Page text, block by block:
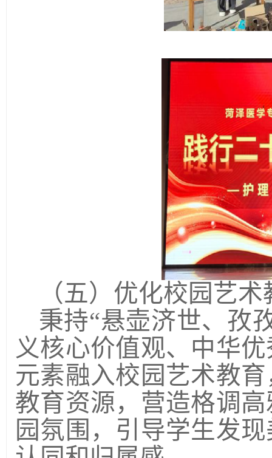
（五）优化校园艺
秉持“悬壶济世、孜
义核心价值观、中华
元素融入校园艺术教
教育资源，营造格调
园氛围，引导学生发